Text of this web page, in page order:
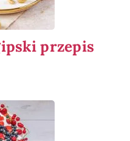
przepis